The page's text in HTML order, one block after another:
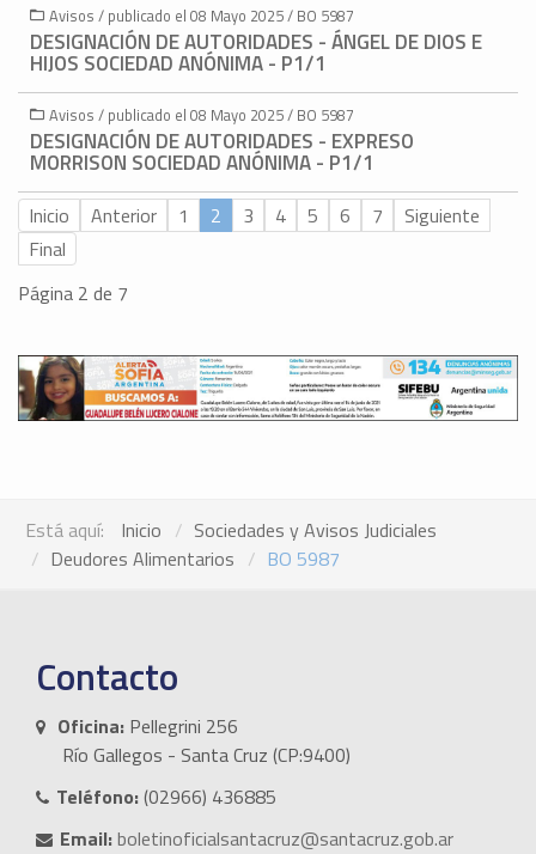
Avisos / publicado el 08 Mayo 2025 / BO 5987
DESIGNACIÓN DE AUTORIDADES - ÁNGEL DE DIOS E
HIJOS SOCIEDAD ANÓNIMA - P1/1
Avisos / publicado el 08 Mayo 2025 / BO 5987
DESIGNACIÓN DE AUTORIDADES - EXPRESO
MORRISON SOCIEDAD ANÓNIMA - P1/1
Inicio Anterior 1 2 3 4 5 6 7
Siguiente
Final
Página 2 de 7
Está aquí: Inicio
Sociedades y Avisos Judiciales
Deudores Alimentarios
BO 5987
Contacto
Oficina: Pellegrini 256
Río Gallegos - Santa Cruz (CP:9400)
Teléfono:(02966) 436885
Email:boletinoficialsantacruz@santacruz.gob.ar